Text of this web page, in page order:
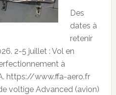
Des
dates à
retenir
2-5 juillet : Vol en
à
https://www.ffa-aero.fr
voltige Advanced (avion)